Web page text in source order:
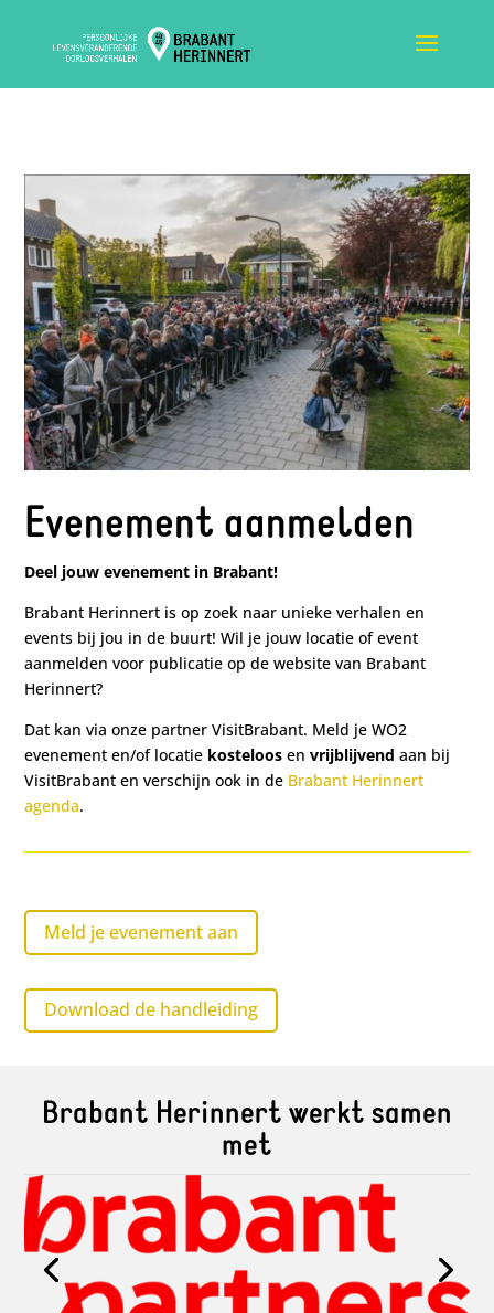
Evenement aanmelden
Deel jouw evenement in Brabant!
Brabant Herinnert is op zoek naar unieke verhalen en
events bij jou in de buurt! Wil je jouw locatie of event
aanmelden voor publicatie op de website van Brabant
Herinnert?
Dat kan via onze partner VisitBrabant. Meld je WO2
evenement en/of locatie kosteloos envrijblijvend aan bij
VisitBrabant en verschijn ook in de Brabant Herinnert
agenda.
Meld je evenement aan
Download de handleiding
Brabant Herinnert werkt samen
met